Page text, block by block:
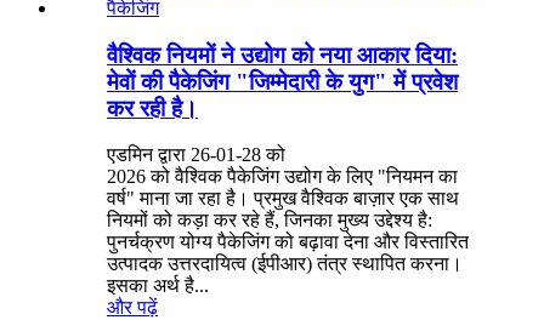
वैश्विक नियमों ने उद्योग को नया आकार दिया:
मेवों की पैकेजिंग "जिम्मेदारी के युग" में प्रवेश
कर रही है।
एडमिन द्वारा 26-01-28 को
2026 को वैश्विक पैकेजिंग उद्योग के लिए "नियमन का
वर्ष" माना जा रहा है। प्रमुख वैश्विक बाज़ार एक साथ
नियमों को कड़ा कर रहे हैं, जिनका मुख्य उद्देश्य है:
पुनर्चक्रण योग्य पैकेजिंग को बढ़ावा देना और विस्तारित
उत्पादक उत्तरदायित्व (ईपीआर) तंत्र स्थापित करना।
इसका अर्थ है...
और पढ़ें